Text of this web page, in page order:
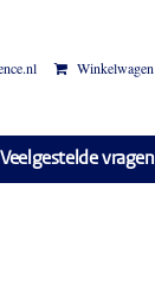
Winkelwagen
Veelgestelde vragen